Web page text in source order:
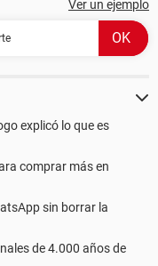
Ver un ejemplo
explicó lo que es
comprar más en
sin borrar la
de 4.000 años de